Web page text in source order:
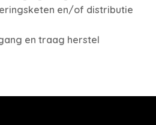
en/of distributie
en traag herstel